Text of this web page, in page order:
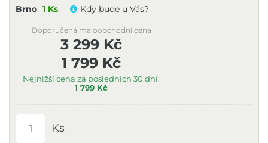
Brno 1 Ks Kdy bude u Vás?
1 799 Kč
Nejnižší cena za posledních 30 dní:
1 799 Kč
Doporučená maloobchodní cena
3 299 Kč
Ks